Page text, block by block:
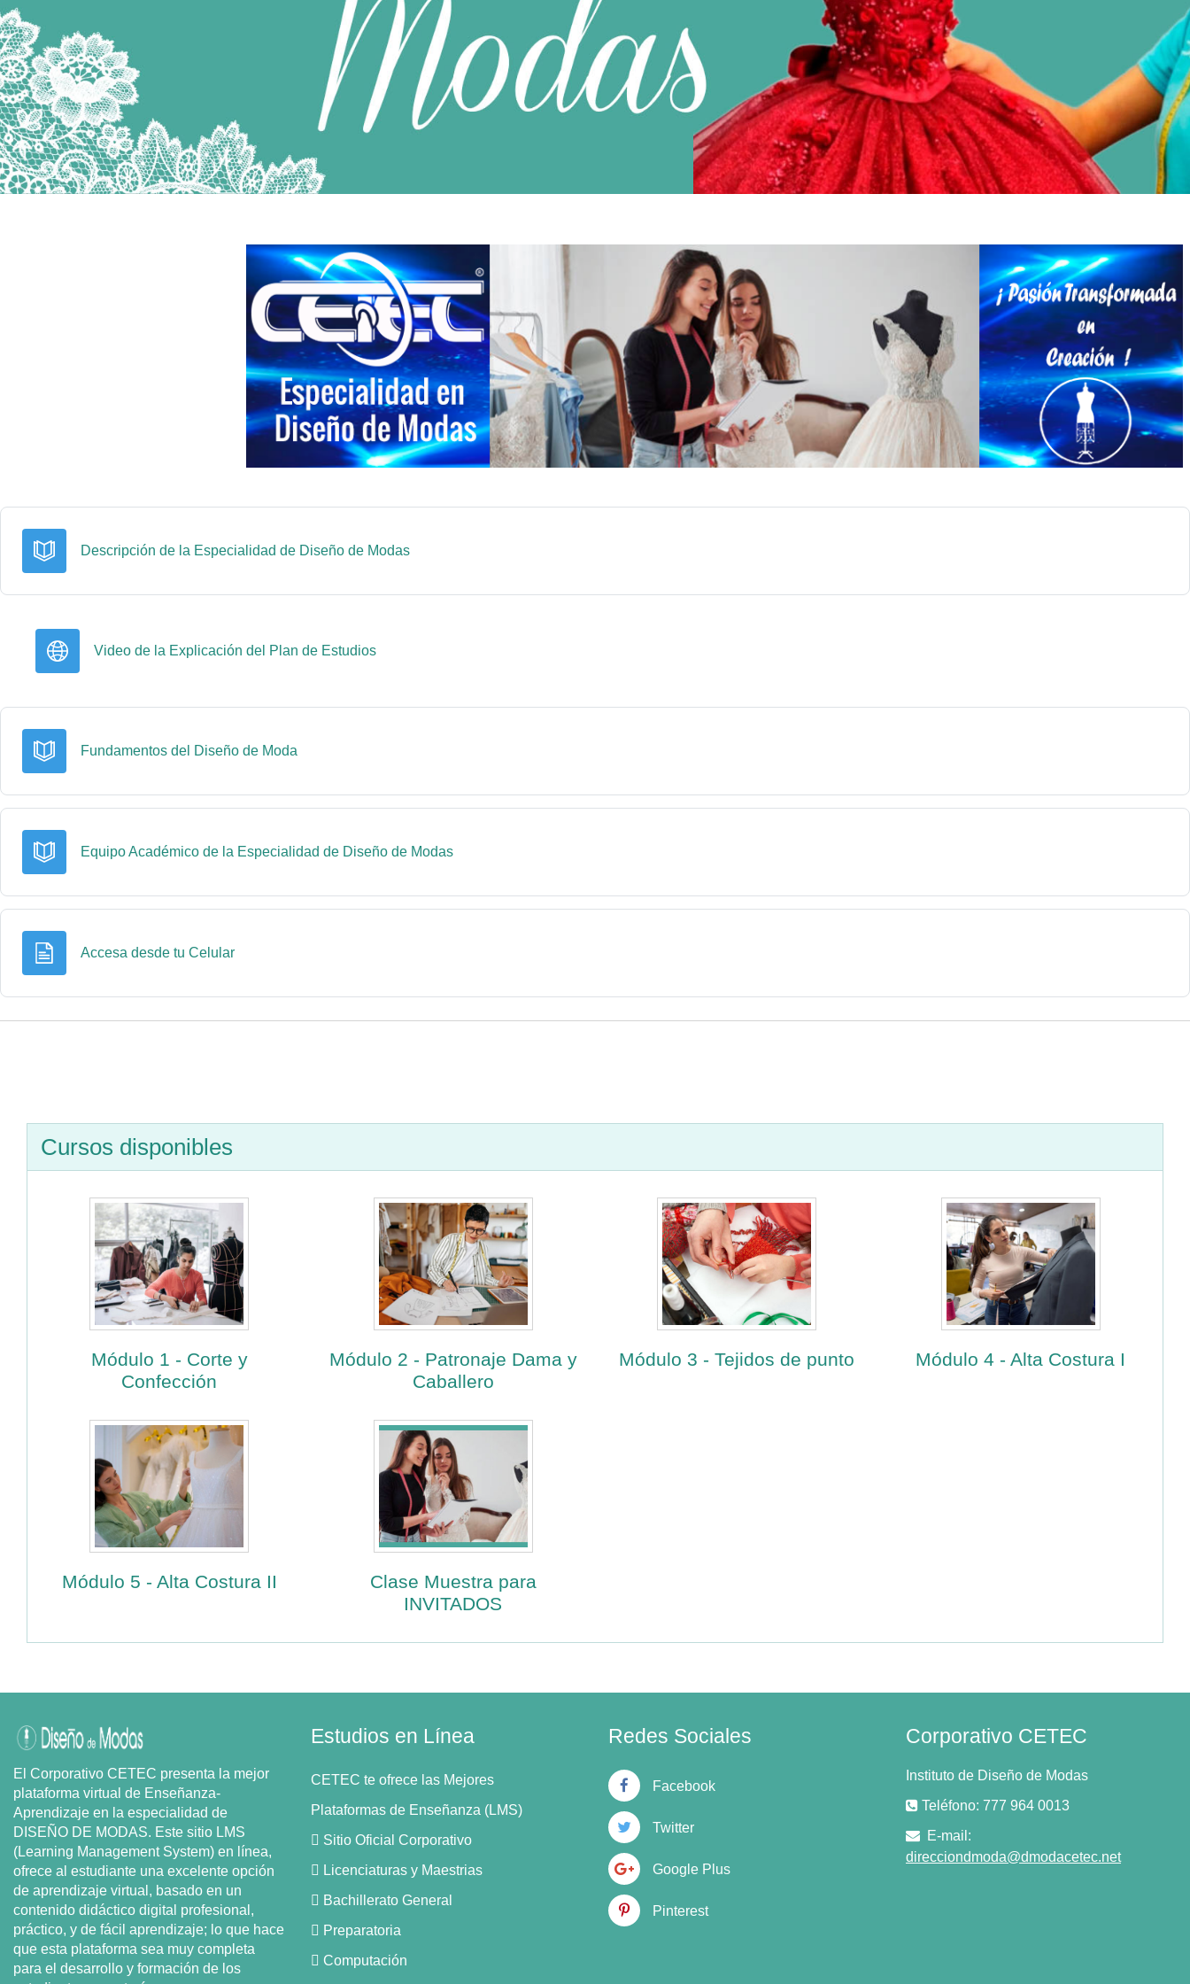
Descripción de la Especialidad de Diseño de ModasLibro
Video de la Explicación del Plan de EstudiosURL
Fundamentos del Diseño de Moda
Equipo Académico de la Especialidad de Diseño de ModasLibro
Accesa desde tu CelularPágina
Cursos disponibles
Módulo 1 - Corte y
Confección
Módulo 2 - Patronaje Dama y
Caballero
Módulo 3 - Tejidos de punto Módulo 4 - Alta Costura I
Módulo 5 - Alta Costura II
Clase Muestra para
INVITADOS
El Corporativo CETEC presenta la mejor
plataforma virtual de Enseñanza-
Aprendizaje en la especialidad de
DISEÑO DE MODAS. Este sitio LMS
(Learning Management System) en línea,
ofrece al estudiante una excelente opción
de aprendizaje virtual, basado en un
contenido didáctico digital profesional,
práctico, y de fácil aprendizaje; lo que hace
que esta plataforma sea muy completa
para el desarrollo y formación de los
Estudios en Línea
CETEC te ofrece las Mejores
Plataformas de Enseñanza (LMS)
 Sitio Oficial Corporativo
 Licenciaturas y Maestrias
 Bachillerato General
 Preparatoria
 Computación
Redes Sociales
Facebook
Twitter
Google Plus
Pinterest
Corporativo CETEC
Instituto de Diseño de Modas
Teléfono: 777 964 0013
E-mail:
direcciondmoda@dmodacetec.net